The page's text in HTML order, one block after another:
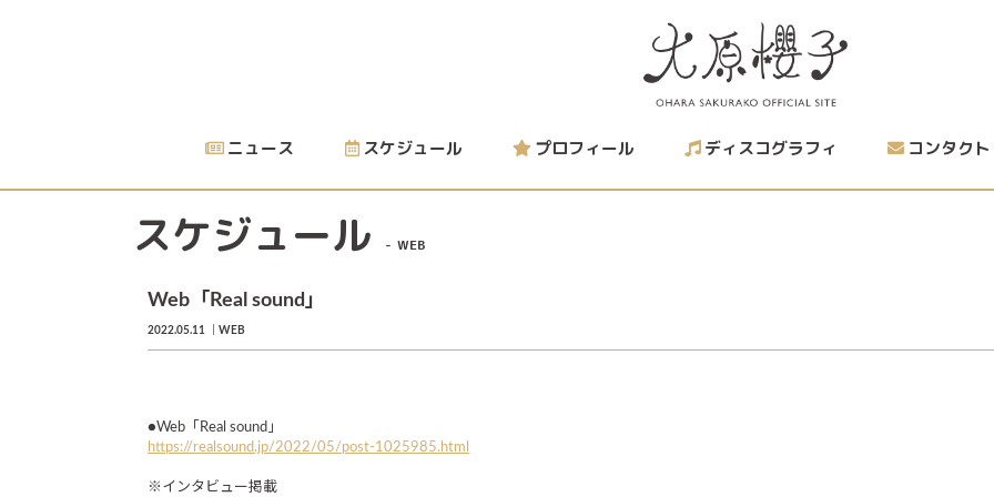
ニュース スケジュール プロフィール ディスコグラフィ コンタクト
スケジュール WEB
Web「Real sound」
2022.05.11 WEB
●Web「Real sound」
https://realsound.jp/2022/05/post-1025985.html
※インタビュー掲載